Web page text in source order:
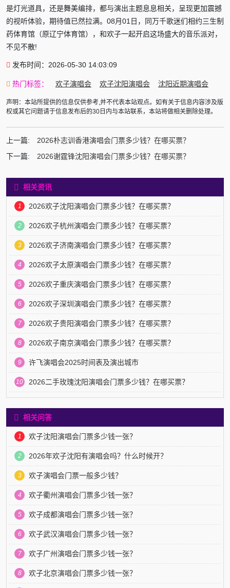
是灯光道具，还是舞美编排，都与演出主题息息相关，呈现更加震撼
的视听体验，期待值已然拉满。08月01日，同万千歌迷们相约三生制
药体育馆（原辽宁体育馆），和欢子一起开启这场盛大的音乐派对，
不见不散!
发布时间：2026-05-30 14:03:09
热门标签： 欢子演唱会 欢子沈阳演唱会 沈阳近期演唱会
声明：本站所提供的信息仅供参考,并不代表本站观点。如有关于信息内容涉及版
权或其它问题请于信息发布后的30日内与本站联系，本站将做相关删除处理。
上一篇: 2026朴志训香港演唱会门票多少钱？在哪买票？
下一篇: 2026谢霆锋沈阳演唱会门票多少钱？在哪买票？
相关资讯
1 2026欢子沈阳演唱会门票多少钱？在哪买票？
2 2026欢子杭州演唱会门票多少钱？在哪买票？
3 2026欢子济南演唱会门票多少钱？在哪买票？
4 2026欢子太原演唱会门票多少钱？在哪买票？
5 2026欢子重庆演唱会门票多少钱？在哪买票？
6 2026欢子深圳演唱会门票多少钱？在哪买票？
7 2026欢子贵阳演唱会门票多少钱？在哪买票？
8 2026欢子南京演唱会门票多少钱？在哪买票？
9 许飞演唱会2025时间表及演出城市
10 2026二手玫瑰沈阳演唱会门票多少钱？在哪买票？
相关问答
1 欢子沈阳演唱会门票多少钱一张？
2 2026年欢子沈阳有演唱会吗？什么时候开？
3 欢子演唱会门票一般多少钱？
4 欢子衢州演唱会门票多少钱一张？
5 欢子成都演唱会门票多少钱一张？
6 欢子武汉演唱会门票多少钱一张？
7 欢子广州演唱会门票多少钱一张？
8 欢子北京演唱会门票多少钱一张？